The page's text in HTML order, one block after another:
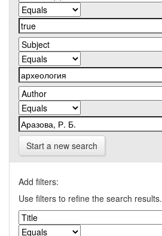
Start a new search
Add filters:
Use filters to refine the search results.